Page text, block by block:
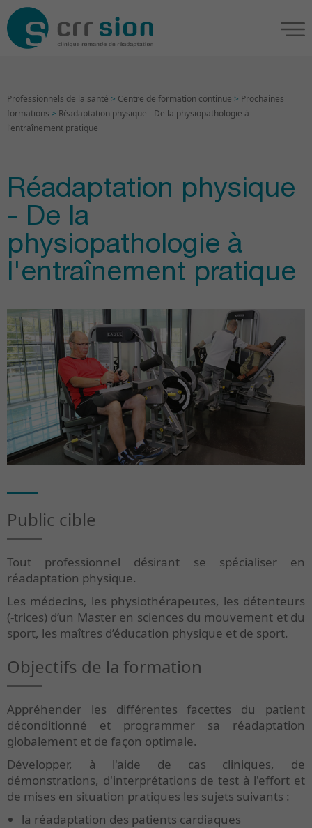
Professionnels de la santé > Centre de formation continue > Prochaines
formations > Réadaptation physique - De la physiopathologie à
l'entraînement pratique
Réadaptation physique
- De la
physiopathologie à
l'entraînement pratique
Public cible
Tout professionnel désirant se spécialiser en
réadaptation physique.
Les médecins, les physiothérapeutes, les détenteurs
(-trices) d’un Master en sciences du mouvement et du
sport, les maîtres d’éducation physique et de sport.
Objectifs de la formation
Appréhender les différentes facettes du patient
déconditionné et programmer sa réadaptation
globalement et de façon optimale.
Développer, à l'aide de cas cliniques, de
démonstrations, d'interprétations de test à l'effort et
de mises en situation pratiques les sujets suivants :
la réadaptation des patients cardiaques